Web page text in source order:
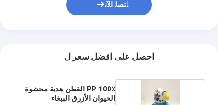
ﺎﺘﺼﻟ ﺍﻶﻧ
احصل على افضل سعر ل
100٪ PP القطن هدية محشوة
الحيوان الأزرق الببغاء